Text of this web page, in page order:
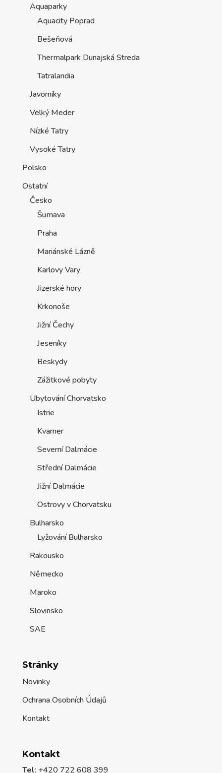
Aquaparky
Aquacity Poprad
Bešeňová
Thermalpark Dunajská Streda
Tatralandia
Javorníky
Velký Meder
Nízké Tatry
Vysoké Tatry
Polsko
Ostatní
Česko
Šumava
Praha
Mariánské Lázně
Karlovy Vary
Jizerské hory
Krkonoše
Jižní Čechy
Jeseníky
Beskydy
Zážitkové pobyty
Ubytování Chorvatsko
Istrie
Kvarner
Severní Dalmácie
Střední Dalmácie
Jižní Dalmácie
Ostrovy v Chorvatsku
Bulharsko
Lyžování Bulharsko
Rakousko
Německo
Maroko
Slovinsko
SAE
Stránky
Novinky
Ochrana Osobních Údajů
Kontakt
Kontakt
Tel: +420 722 608 399